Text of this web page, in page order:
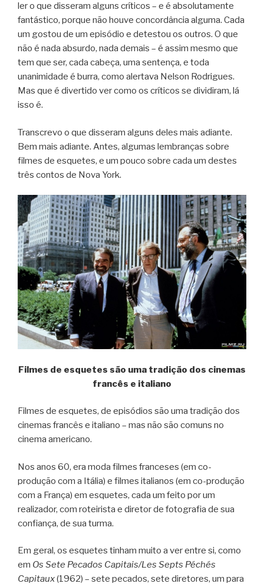
ler o que disseram alguns críticos – e é absolutamente
fantástico, porque não houve concordância alguma. Cada
um gostou de um episódio e detestou os outros. O que
não é nada absurdo, nada demais – é assim mesmo que
tem que ser, cada cabeça, uma sentença, e toda
unanimidade é burra, como alertava Nelson Rodrigues.
Mas que é divertido ver como os críticos se dividiram, lá
isso é.
Transcrevo o que disseram alguns deles mais adiante.
Bem mais adiante. Antes, algumas lembranças sobre
filmes de esquetes, e um pouco sobre cada um destes
três contos de Nova York.
Filmes de esquetes são uma tradição dos cinemas
francês e italiano
Filmes de esquetes, de episódios são uma tradição dos
cinemas francês e italiano – mas não são comuns no
cinema americano.
Nos anos 60, era moda filmes franceses (em co-
produção com a Itália) e filmes italianos (em co-produção
com a França) em esquetes, cada um feito por um
realizador, com roteirista e diretor de fotografia de sua
confiança, de sua turma.
Em geral, os esquetes tinham muito a ver entre si, como
em Os Sete Pecados Capitais/Les Septs Péchés
Capitaux(1962) – sete pecados, sete diretores, um para